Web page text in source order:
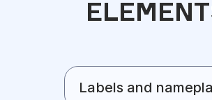
Labels and